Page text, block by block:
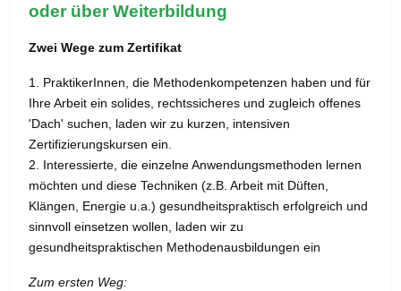
oder über Weiterbildung
Zwei Wege zum Zertifikat
1. PraktikerInnen, die Methodenkompetenzen haben und für
Ihre Arbeit ein solides, rechtssicheres und zugleich offenes
'Dach' suchen, laden wir zu kurzen, intensiven
Zertifizierungskursen ein.
2. Interessierte, die einzelne Anwendungsmethoden lernen
möchten und diese Techniken (z.B. Arbeit mit Düften,
Klängen, Energie u.a.) gesundheitspraktisch erfolgreich und
sinnvoll einsetzen wollen, laden wir zu
gesundheitspraktischen Methodenausbildungen ein
Zum ersten Weg: